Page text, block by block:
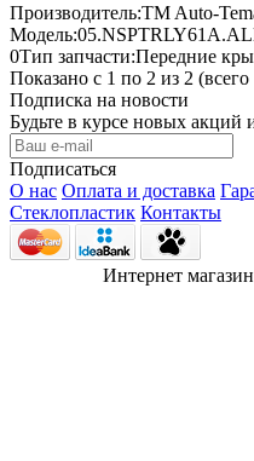
Производитель:TM Auto-
Модель:
0Тип запчасти:Передние
Показано с 1 по 2 из 2
Подписка на новости
Будьте в курсе новых акций
Подписаться
О нас Оплата и доставка
Стеклопластик Контакты
Интернет